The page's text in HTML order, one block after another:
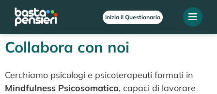
Inizia il Questionario
Collabora con noi
Cerchiamo psicologi e psicoterapeuti formati in
Mindfulness Psicosomatica, capaci di lavorare